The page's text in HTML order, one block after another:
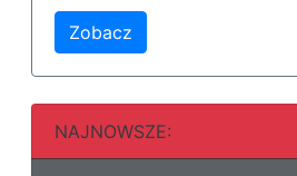
Zobacz
NAJNOWSZE: